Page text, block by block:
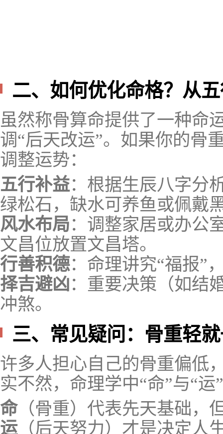
二、如何优化命格？从
虽然称骨算命提供了一种命
调“后天改运”。如果你的骨
调整运势：
五行补益：根据生辰八字分
绿松石，缺水可养鱼或佩戴
风水布局：调整家居或办公
文昌位放置文昌塔。
行善积德：命理讲究“福报”
择吉避凶：重要决策（如结
冲煞。
三、常见疑问：骨重轻
许多人担心自己的骨重偏低
实不然，命理学中“命”与“运
命（骨重）代表先天基础，
运（后天努力）才是决定人